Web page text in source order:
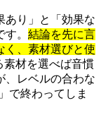
あり」と「効果な
。 結論を先に言
く、素材選びと使
素材を選べば音慣
、レベルの合わな
で終わってしま